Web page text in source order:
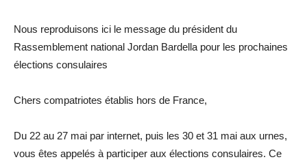
Nous reproduisons ici le message du président du
Rassemblement national Jordan Bardella pour les prochaines
élections consulaires
Chers compatriotes établis hors de France,
Du 22 au 27 mai par internet, puis les 30 et 31 mai aux urnes,
vous êtes appelés à participer aux élections consulaires. Ce